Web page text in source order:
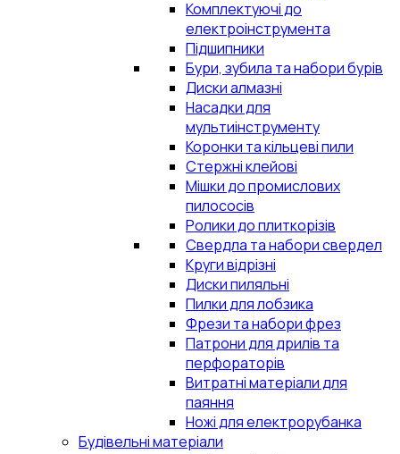
Комплектуючі до
електроінструмента
Підшипники
Бури, зубила та набори бурів
Диски алмазні
Насадки для
мультиінструменту
Коронки та кільцеві пили
Стержні клейові
Мішки до промислових
пилососів
Ролики до плиткорізів
Свердла та набори свердел
Круги відрізні
Диски пиляльні
Пилки для лобзика
Фрези та набори фрез
Патрони для дрилів та
перфораторів
Витратні матеріали для
паяння
Ножі для електрорубанка
Будівельні матеріали